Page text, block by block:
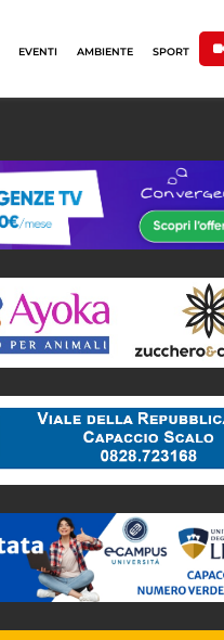
EVENTI AMBIENTE SPORT